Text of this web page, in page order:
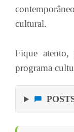
cultural.
Fique
programa